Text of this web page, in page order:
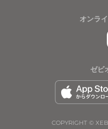
オンラ
ゼビ
COPYRIGHT ©